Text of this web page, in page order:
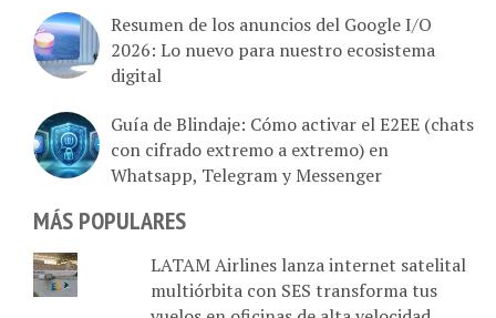
Resumen de los anuncios del Google I/O
2026: Lo nuevo para nuestro ecosistema
digital
Guía de Blindaje: Cómo activar el E2EE (chats
con cifrado extremo a extremo) en
Whatsapp, Telegram y Messenger
MÁS POPULARES
LATAM Airlines lanza internet satelital
multiórbita con SES transforma tus
vuelos en oficinas de alta velocidad